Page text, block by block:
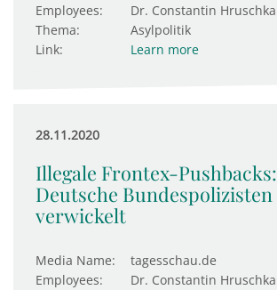
Employees:
Dr. Constantin Hruschka
Thema:
Asylpolitik
Link:
Learn more
28.11.2020
Illegale Frontex-Pushbacks:
Deutsche Bundespolizisten
verwickelt
Media Name:
tagesschau.de
Employees:
Dr. Constantin Hruschka